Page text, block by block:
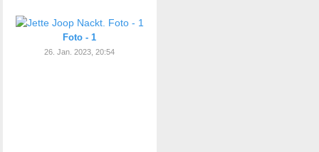
Foto - 1
26. Jan. 2023, 20:54